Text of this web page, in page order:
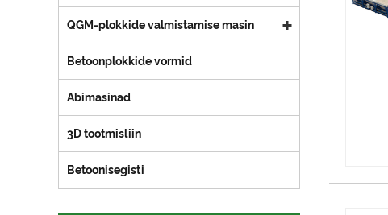
QGM-plokkide valmistamise masin
Betoonplokkide vormid
Abimasinad
3D tootmisliin
Betoonisegisti